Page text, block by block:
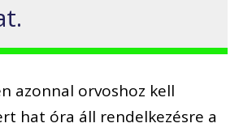
azonnal orvoshoz kell
hat óra áll rendelkezésre a